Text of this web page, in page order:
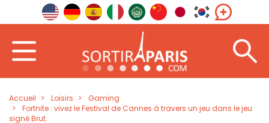
Accueil Loisirs
Gaming
Fortnite : vivez le Festival de Cannes à travers un jeu dans le jeu
signé Brut.